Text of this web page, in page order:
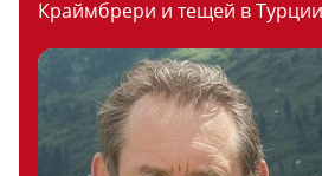
Краймбрери и тещей в Турции